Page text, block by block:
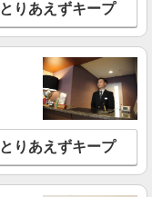
とりあえずキープ
とりあえずキープ